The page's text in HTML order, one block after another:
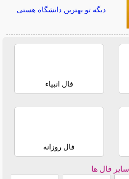
دیگه تو بهترین دانشگاه هستی
فال انبیاء
فال روزانه
سایر فال ها